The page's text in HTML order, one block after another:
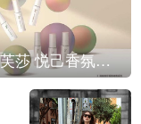
IPSA茵芙莎 悦己香氛凝露上市